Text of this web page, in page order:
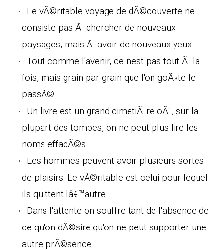
Le vÃ©ritable voyage de dÃ©couverte ne
consiste pas Ã chercher de nouveaux
paysages, mais Ã avoir de nouveaux yeux.
Tout comme l'avenir, ce n'est pas tout Ã la
fois, mais grain par grain que l'on goÃ»te le
passÃ©.
Un livre est un grand cimetiÃ¨re oÃ¹, sur la
plupart des tombes, on ne peut plus lire les
noms effacÃ©s.
Les hommes peuvent avoir plusieurs sortes
de plaisirs. Le vÃ©ritable est celui pour lequel
ils quittent lâ€™autre.
Dans l'attente on souffre tant de l'absence de
ce qu'on dÃ©sire qu'on ne peut supporter une
autre prÃ©sence.